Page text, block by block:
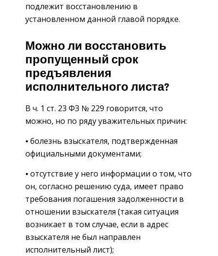
подлежит восстановлению в
установленном данной главой порядке.
Можно ли восстановить
пропущенный срок
предъявления
исполнительного листа?
В ч. 1 ст. 23 ФЗ № 229 говорится, что
можно, но по ряду уважительных причин:
⦁ болезнь взыскателя, подтвержденная
официальными документами;
⦁ отсутствие у него информации о том, что
он, согласно решению суда, имеет право
требования погашения задолженности в
отношении взыскателя (такая ситуация
возникает в том случае, если в адрес
взыскателя не был направлен
исполнительный лист);